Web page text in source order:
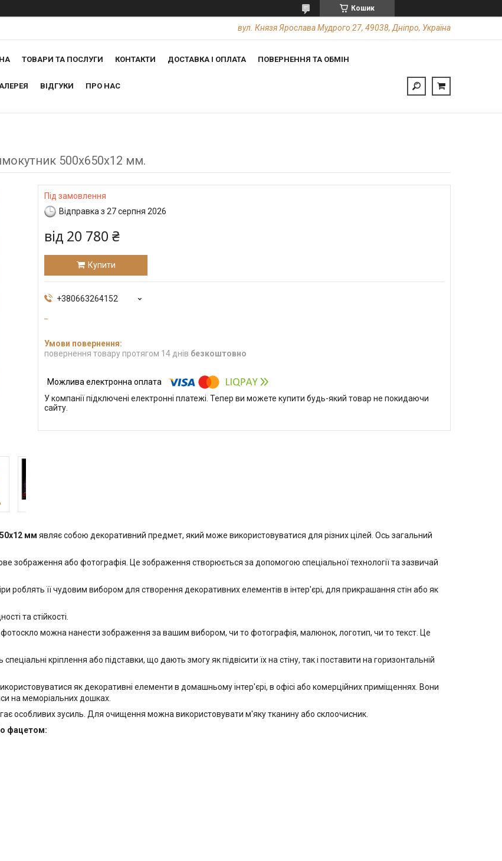
Кошик
вул. Князя Ярослава Мудрого 27, 49038, Дніпро, Україна
ТОВАРИ ТА ПОСЛУГИ КОНТАКТИ ДОСТАВКА І ОПЛАТА ПОВЕРНЕННЯ ТА ОБМІН
ВІДГУКИ ПРО НАС
500х650х12 мм.
Під замовлення
Відправка з 27 серпня 2026
від 20 780 ₴
Купити
+380663264152
повернення товару протягом 14 днів безкоштовно
У компанії підключені електронні платежі. Тепер ви можете купити будь-який товар не покидаючи
сайту.
мм являє собою декоративний предмет, який може використовуватися для різних цілей. Ось загальний
зображення або фотографія. Це зображення створюється за допомогою спеціальної технології та зазвичай
роблять її чудовим вибором для створення декоративних елементів в інтер'єрі, для прикрашання стін або як
та стійкості.
можна нанести зображення за вашим вибором, чи то фотографія, малюнок, логотип, чи то текст. Це
кріплення або підставки, що дають змогу як підвісити їх на стіну, так і поставити на горизонтальній
як декоративні елементи в домашньому інтер'єрі, в офісі або комерційних приміщеннях. Вони
на меморіальних дошках.
особливих зусиль. Для очищення можна використовувати м'яку тканину або склоочисник.
фацетом: